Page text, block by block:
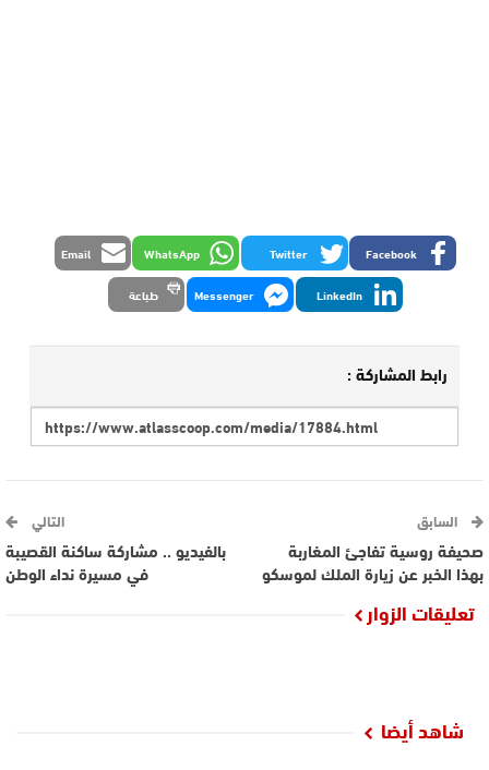
Facebook
Twitter
WhatsApp
Email
LinkedIn
Messenger طباعة
رابط المشاركة :
السابق
صحيفة روسية تفاجئ المغاربة
بهذا الخبر عن زيارة الملك لموسكو
التالي
بالفيديو .. مشاركة ساكنة القصيبة
في مسيرة نداء الوطن
تعليقات الزوار
شاهد أيضا